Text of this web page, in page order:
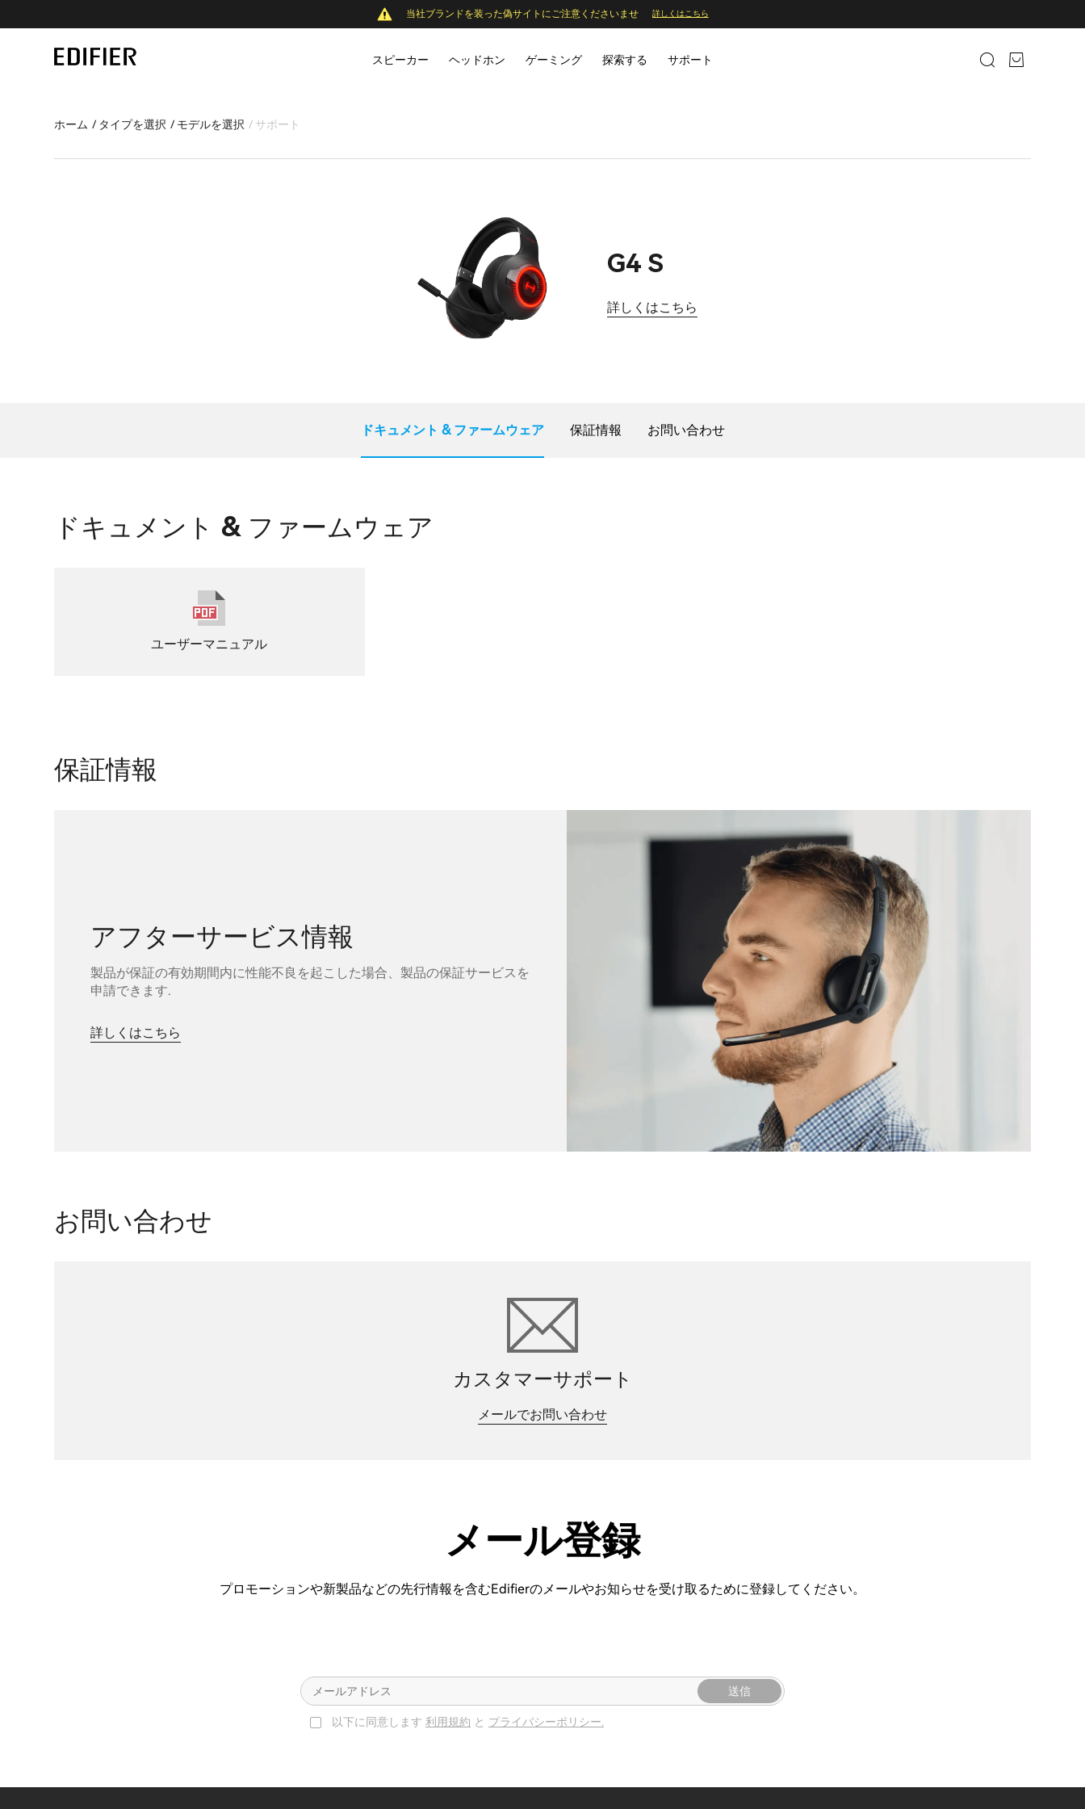
当社ブランドを装った偽サイトにご注意くださいませ 詳しくはこちら
スピーカー ヘッドホン ゲーミング 探索する サポート
ホーム タイプを選択 モデルを選択 サポート
G4 S
詳しくはこちら
ドキュメント & ファームウェア 保証情報 お問い合わせ
ドキュメント & ファームウェア
ユーザーマニュアル
保証情報
アフターサービス情報
製品が保証の有効期間内に性能不良を起こした場合、製品の保証サービスを
申請できます.
詳しくはこちら
お問い合わせ
カスタマーサポート
メールでお問い合わせ
メール登録
プロモーションや新製品などの先行情報を含むEdifierのメールやお知らせを受け取るために登録してください。
送信
以下に同意します 利用規約 と プライバシーポリシー.